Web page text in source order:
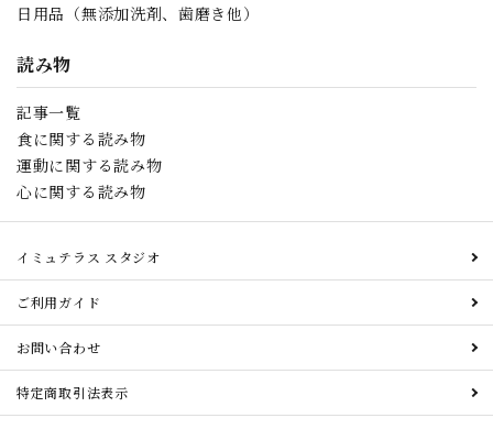
日用品（無添加洗剤、歯磨き他）
読み物
記事一覧
食に関する読み物
運動に関する読み物
心に関する読み物
イミュテラス スタジオ
ご利用ガイド
お問い合わせ
特定商取引法表示